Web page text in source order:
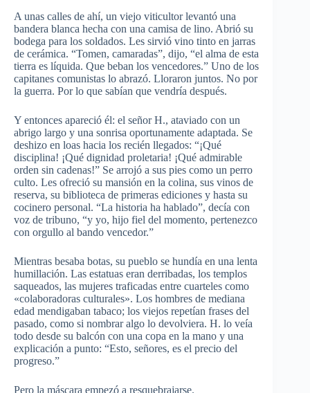
A unas calles de ahí, un viejo viticultor levantó una
bandera blanca hecha con una camisa de lino. Abrió su
bodega para los soldados. Les sirvió vino tinto en jarras
de cerámica. “Tomen, camaradas”, dijo, “el alma de esta
tierra es líquida. Que beban los vencedores.” Uno de los
capitanes comunistas lo abrazó. Lloraron juntos. No por
la guerra. Por lo que sabían que vendría después.
Y entonces apareció él: el señor H., ataviado con un
abrigo largo y una sonrisa oportunamente adaptada. Se
deshizo en loas hacia los recién llegados: “¡Qué
disciplina! ¡Qué dignidad proletaria! ¡Qué admirable
orden sin cadenas!” Se arrojó a sus pies como un perro
culto. Les ofreció su mansión en la colina, sus vinos de
reserva, su biblioteca de primeras ediciones y hasta su
cocinero personal. “La historia ha hablado”, decía con
voz de tribuno, “y yo, hijo fiel del momento, pertenezco
con orgullo al bando vencedor.”
Mientras besaba botas, su pueblo se hundía en una lenta
humillación. Las estatuas eran derribadas, los templos
saqueados, las mujeres traficadas entre cuarteles como
«colaboradoras culturales». Los hombres de mediana
edad mendigaban tabaco; los viejos repetían frases del
pasado, como si nombrar algo lo devolviera. H. lo veía
todo desde su balcón con una copa en la mano y una
explicación a punto: “Esto, señores, es el precio del
progreso.”
Pero la máscara empezó a resquebrajarse.